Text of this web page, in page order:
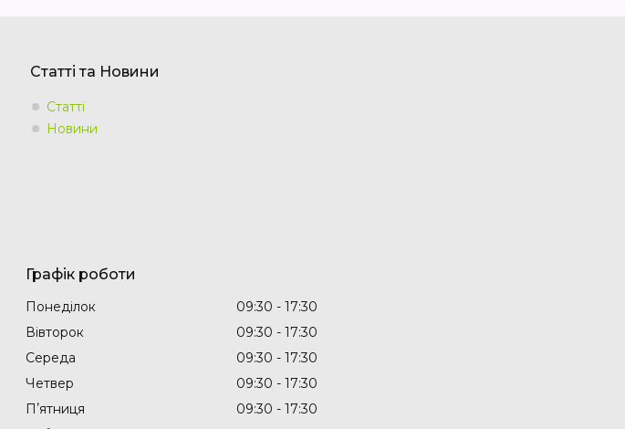
Статті та Новини
Статті
Новини
Графік роботи
Понеділок 09:30
17:30
Вівторок
09:30
17:30
Середа
09:30
17:30
Четвер
09:30
17:30
Пʼятниця
09:30
17:30